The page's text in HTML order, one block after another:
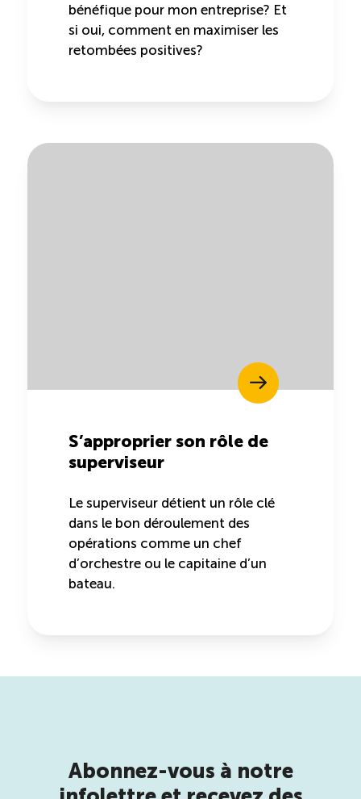
bénéfique pour mon entreprise? Et
si oui, comment en maximiser les
retombées positives?
S’approprier son rôle de
superviseur
Le superviseur détient un rôle clé
dans le bon déroulement des
opérations comme un chef
d’orchestre ou le capitaine d’un
bateau.
Abonnez-vous à notre